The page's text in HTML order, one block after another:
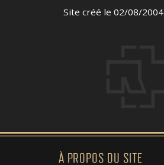
Site créé le 02/08/2004
À PROPOS DU SITE